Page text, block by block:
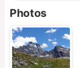
Photos